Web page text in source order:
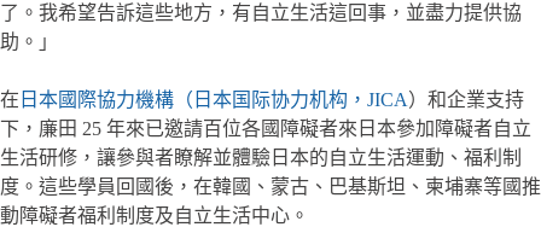
了。我希望告訴這些地方，有自立生活這回事，並盡力提供協
助。」
在 日本國際協力機構（日本国际协力机构，JICA）和企業支持
下，廉田 25 年來已邀請百位各國障礙者來日本參加障礙者自立
生活研修，讓參與者瞭解並體驗日本的自立生活運動、福利制
度。這些學員回國後，在韓國、蒙古、巴基斯坦、柬埔寨等國推
動障礙者福利制度及自立生活中心。